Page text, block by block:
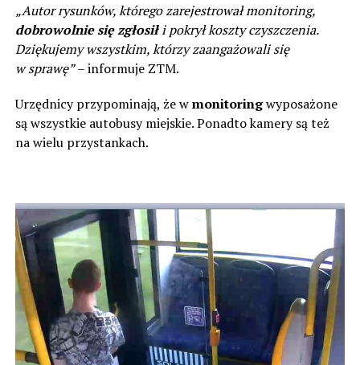
„Autor rysunków, którego zarejestrował monitoring,
dobrowolnie się zgłosiłi pokrył koszty czyszczenia.
Dziękujemy wszystkim, którzy zaangażowali się
w sprawę”– informuje ZTM.
Urzędnicy przypominają, że wmonitoringwyposażone
są wszystkie autobusy miejskie. Ponadto kamery są też
na wielu przystankach.